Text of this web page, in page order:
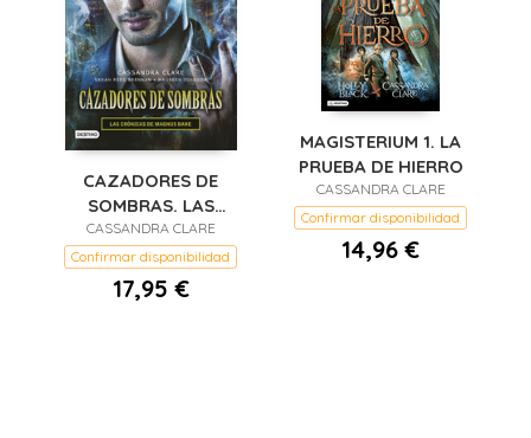
CAZADORES DE
SOMBRAS. LAS
CRONICAS DE
MAGNUS BANE
CASSANDRA CLARE
Confirmar disponibilidad
17,95 €
MAGISTERIUM 1. LA
PRUEBA DE HIERRO
CASSANDRA CLARE
Confirmar disponibilidad
14,96 €